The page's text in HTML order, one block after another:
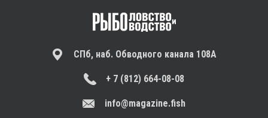
СПб, наб. Обводного канала 108А
+ 7 (812) 664-08-08
info@magazine.fish